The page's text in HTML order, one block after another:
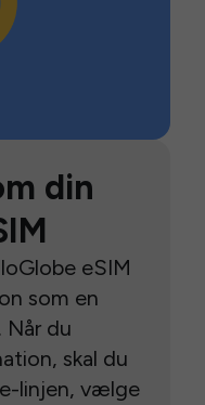
din
eSIM
som en
Når du
skal du
linjen, vælge